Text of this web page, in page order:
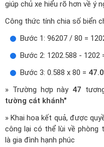
giúp chủ xe hiểu rõ hơn về ý
Công thức tính chia số biển
Bước 1: 96207 / 80 =
Bước 2: 1202.588 - 1202
Bước 3: 0.588 x 80 =
» Trường hợp này 47
tường cát khánh"
» Khai hoa kết quả, được
công lại có thể lùi về phòng
là gia đình hạnh phúc